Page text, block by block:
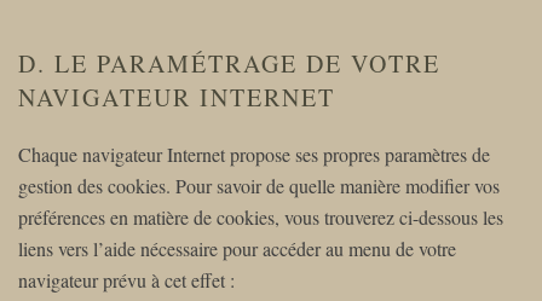
D. LE PARAMÉTRAGE DE VOTRE
NAVIGATEUR INTERNET
Chaque navigateur Internet propose ses propres paramètres de
gestion des cookies. Pour savoir de quelle manière modifier vos
préférences en matière de cookies, vous trouverez ci-dessous les
liens vers l’aide nécessaire pour accéder au menu de votre
navigateur prévu à cet effet :